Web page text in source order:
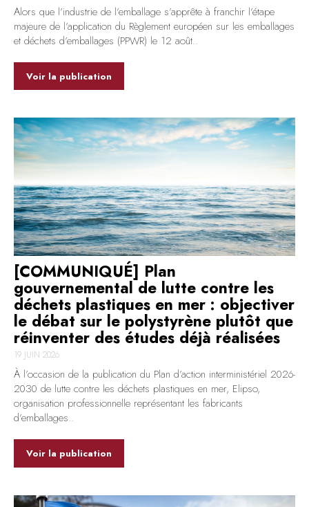
Alors que l’industrie de l’emballage s’apprête à franchir l’étape
majeure de l’application du Règlement européen sur les emballages
et déchets d’emballages (PPWR) le 12 août..
Voir la publication
[COMMUNIQUÉ] Plan
gouvernemental de lutte contre les
déchets plastiques en mer : objectiver
le débat sur le polystyrène plutôt que
réinventer des études déjà réalisées
19 JUIN 2026
À l’occasion de la publication du Plan d’action interministériel 2026-
2030 de lutte contre les déchets plastiques en mer, Elipso,
organisation professionnelle représentant les fabricants
d’emballages..
Voir la publication